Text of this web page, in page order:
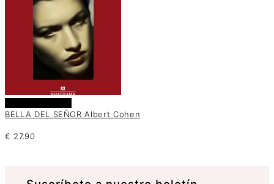
BELLA DEL SEÑOR Albert Cohen
€ 27.90